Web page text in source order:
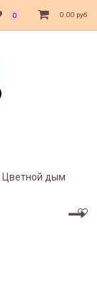
0 0.00 руб
Цветной дым